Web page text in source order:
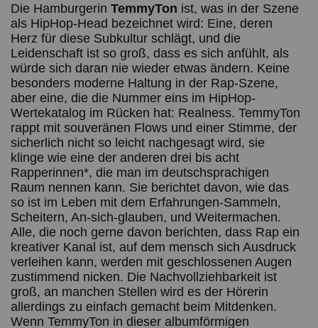
Die Hamburgerin TemmyTon ist, was in der Szene
als HipHop-Head bezeichnet wird: Eine, deren
Herz für diese Subkultur schlägt, und die
Leidenschaft ist so groß, dass es sich anfühlt, als
würde sich daran nie wieder etwas ändern. Keine
besonders moderne Haltung in der Rap-Szene,
aber eine, die die Nummer eins im HipHop-
Wertekatalog im Rücken hat: Realness. TemmyTon
rappt mit souveränen Flows und einer Stimme, der
sicherlich nicht so leicht nachgesagt wird, sie
klinge wie eine der anderen drei bis acht
Rapperinnen*, die man im deutschsprachigen
Raum nennen kann. Sie berichtet davon, wie das
so ist im Leben mit dem Erfahrungen-Sammeln,
Scheitern, An-sich-glauben, und Weitermachen.
Alle, die noch gerne davon berichten, dass Rap ein
kreativer Kanal ist, auf dem mensch sich Ausdruck
verleihen kann, werden mit geschlossenen Augen
zustimmend nicken. Die Nachvollziehbarkeit ist
groß, an manchen Stellen wird es der Hörerin
allerdings zu einfach gemacht beim Mitdenken.
Wenn TemmyTon in dieser albumförmigen